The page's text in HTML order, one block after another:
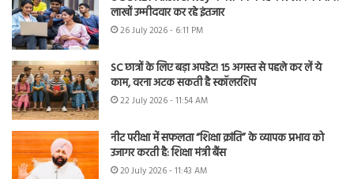
लाखों उम्मीदवार कर रहे इंतजार
26 July 2026 - 6:11 PM
SC छात्रों के लिए बड़ा अपडेट! 15 अगस्त से पहले कर लें ये
काम, वरना अटक सकती है स्कॉलरशिप
22 July 2026 - 11:54 AM
नीट परीक्षा में सफलता “शिक्षा क्रांति” के व्यापक प्रभाव को
उजागर करती है: शिक्षा मंत्री बैंस
20 July 2026 - 11:43 AM